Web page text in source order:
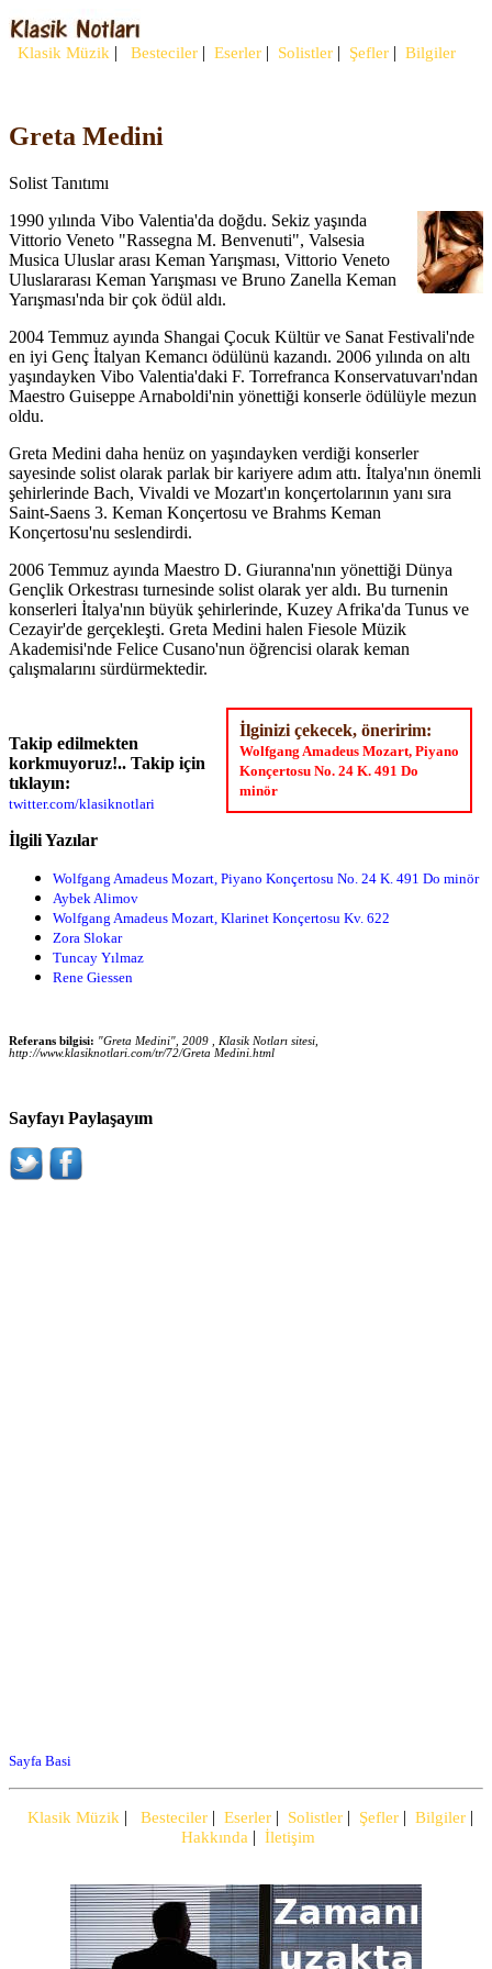
Klasik Müzik | Besteciler | Eserler | Solistler | Şefler | Bilgiler
Greta Medini
Solist Tanıtımı
1990 yılında Vibo Valentia'da doğdu. Sekiz yaşında
Vittorio Veneto "Rassegna M. Benvenuti", Valsesia
Musica Uluslar arası Keman Yarışması, Vittorio Veneto
Uluslararası Keman Yarışması ve Bruno Zanella Keman
Yarışması'nda bir çok ödül aldı.
2004 Temmuz ayında Shangai Çocuk Kültür ve Sanat Festivali'nde
en iyi Genç İtalyan Kemancı ödülünü kazandı. 2006 yılında on altı
yaşındayken Vibo Valentia'daki F. Torrefranca Konservatuvarı'ndan
Maestro Guiseppe Arnaboldi'nin yönettiği konserle ödülüyle mezun
oldu.
Greta Medini daha henüz on yaşındayken verdiği konserler
sayesinde solist olarak parlak bir kariyere adım attı. İtalya'nın önemli
şehirlerinde Bach, Vivaldi ve Mozart'ın konçertolarının yanı sıra
Saint-Saens 3. Keman Konçertosu ve Brahms Keman
Konçertosu'nu seslendirdi.
2006 Temmuz ayında Maestro D. Giuranna'nın yönettiği Dünya
Gençlik Orkestrası turnesinde solist olarak yer aldı. Bu turnenin
konserleri İtalya'nın büyük şehirlerinde, Kuzey Afrika'da Tunus ve
Cezayir'de gerçekleşti. Greta Medini halen Fiesole Müzik
Akademisi'nde Felice Cusano'nun öğrencisi olarak keman
çalışmalarını sürdürmektedir.
İlginizi çekecek, öneririm:
Wolfgang Amadeus Mozart, Piyano
Konçertosu No. 24 K. 491 Do
minör
Takip edilmekten
korkmuyoruz!.. Takip için
tıklayın:
twitter.com/klasiknotlari
İlgili Yazılar
Wolfgang Amadeus Mozart, Piyano Konçertosu No. 24 K. 491 Do minör
Aybek Alimov
Wolfgang Amadeus Mozart, Klarinet Konçertosu Kv. 622
Zora Slokar
Tuncay Yılmaz
Rene Giessen
Referans bilgisi: "Greta Medini", 2009 , Klasik Notları sitesi,
http://www.klasiknotlari.com/tr/72/Greta Medini.html
Sayfayı Paylaşayım
Sayfa Basi
Klasik Müzik | Besteciler | Eserler | Solistler | Şefler | Bilgiler |
Hakkında | İletişim